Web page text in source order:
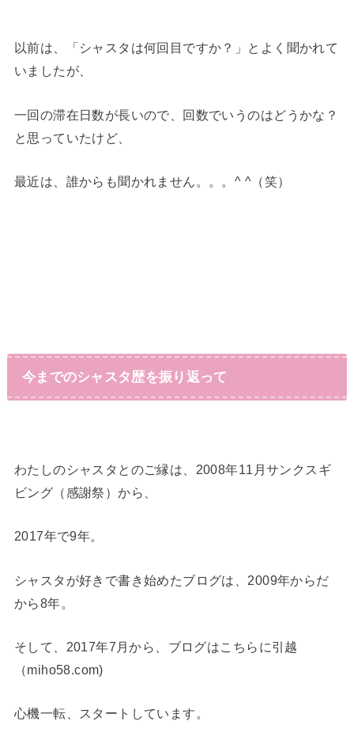
以前は、「シャスタは何回目ですか？」とよく聞かれて
いましたが、
一回の滞在日数が長いので、回数でいうのはどうかな？
と思っていたけど、
最近は、誰からも聞かれません。。。^ ^（笑）
今までのシャスタ歴を振り返って
わたしのシャスタとのご縁は、2008年11月サンクスギ
ビング（感謝祭）から、
2017年で9年。
シャスタが好きで書き始めたブログは、2009年からだ
から8年。
そして、2017年7月から、ブログはこちらに引越
（miho58.com)
心機一転、スタートしています。